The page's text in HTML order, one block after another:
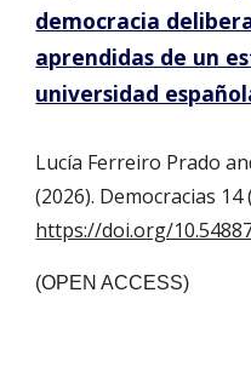
democracia
aprendidas de un
universidad
Lucía Ferreiro Prado
(2026). Democracias 14
https://doi.org/
(OPEN ACCESS)